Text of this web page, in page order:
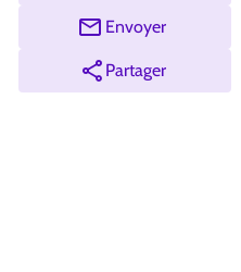
Envoyer
Partager